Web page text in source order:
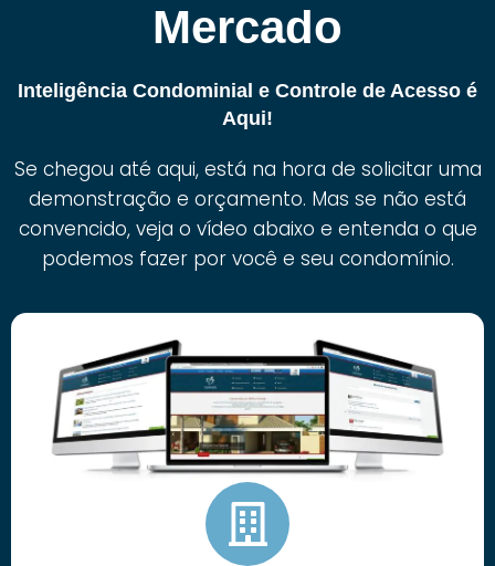
Mercado
Inteligência Condominial e Controle de Acesso é
Aqui!
Se chegou até aqui, está na hora de solicitar uma
demonstração e orçamento. Mas se não está
convencido, veja o vídeo abaixo e entenda o que
podemos fazer por você e seu condomínio.